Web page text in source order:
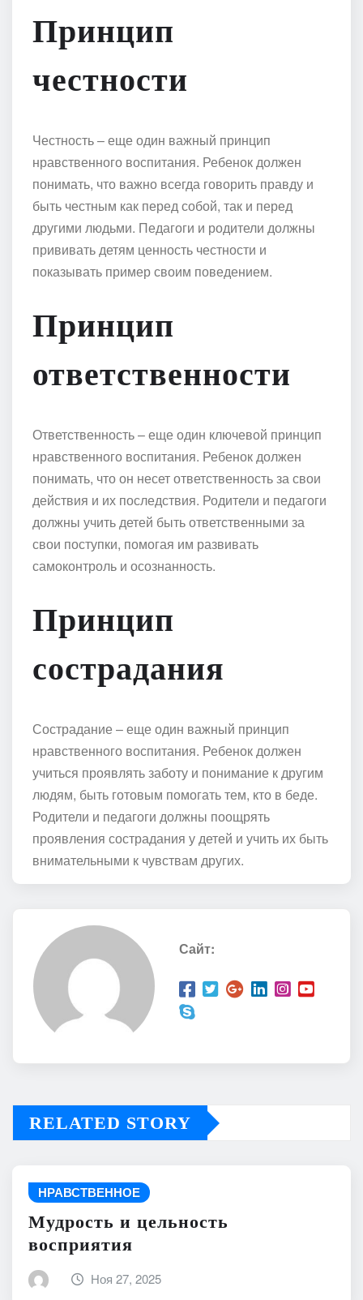
Принцип
честности
Честность – еще один важный принцип
нравственного воспитания. Ребенок должен
понимать, что важно всегда говорить правду и
быть честным как перед собой, так и перед
другими людьми. Педагоги и родители должны
прививать детям ценность честности и
показывать пример своим поведением.
Принцип
ответственности
Ответственность – еще один ключевой принцип
нравственного воспитания. Ребенок должен
понимать, что он несет ответственность за свои
действия и их последствия. Родители и педагоги
должны учить детей быть ответственными за
свои поступки, помогая им развивать
самоконтроль и осознанность.
Принцип
сострадания
Сострадание – еще один важный принцип
нравственного воспитания. Ребенок должен
учиться проявлять заботу и понимание к другим
людям, быть готовым помогать тем, кто в беде.
Родители и педагоги должны поощрять
проявления сострадания у детей и учить их быть
внимательными к чувствам других.
Сайт:
RELATED STORY
НРАВСТВЕННОЕ
Мудрость и цельность
восприятия
Ноя 27, 2025